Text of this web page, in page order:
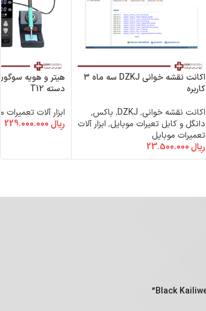
اکانت نقشه خوانی DZKJ سه ماه ۳
کاربره
اکانت نقشه خوانی,
DZKJ
,
باکس٬
دانگل و کابل تعیرات موبایل, ابزار آلات
تعمیرات موبایل
ریال
افزودن به سبد خرید
دسته T12
ابزار آلات تعمیرات
ریال
افزودن به سبد خرید